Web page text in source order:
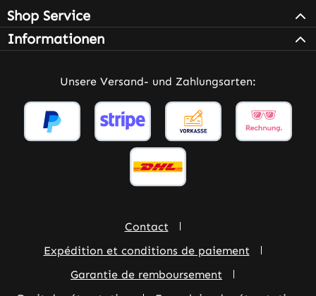
Shop Service
Informationen
Unsere Versand- und Zahlungsarten:
Contact
Expédition et conditions de paiement
Garantie de remboursement